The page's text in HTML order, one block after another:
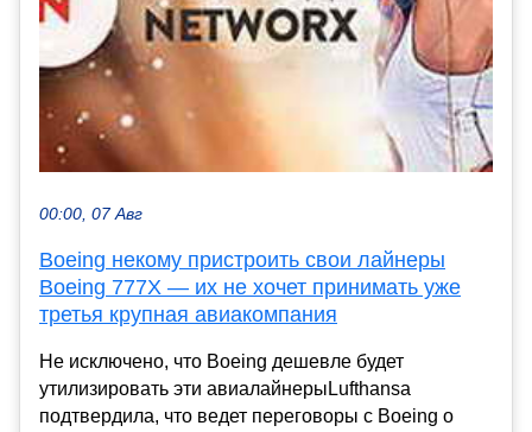
00:00, 07 Авг
Boeing некому пристроить свои лайнеры
Boeing 777X — их не хочет принимать уже
третья крупная авиакомпания
Не исключено, что Boeing дешевле будет
утилизировать эти авиалайнерыLufthansa
подтвердила, что ведет переговоры с Boeing о